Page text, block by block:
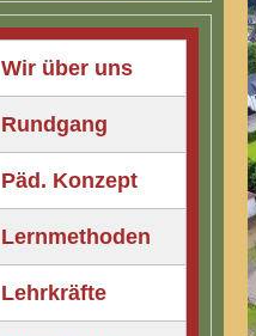
Wir über uns
Rundgang
Päd. Konzept
Lernmethoden
Lehrkräfte